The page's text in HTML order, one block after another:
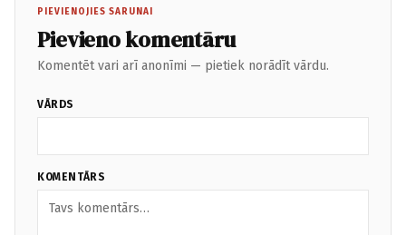
PIEVIENOJIES SARUNAI
Pievieno komentāru
Komentēt vari arī anonīmi — pietiek norādīt vārdu.
VĀRDS
KOMENTĀRS